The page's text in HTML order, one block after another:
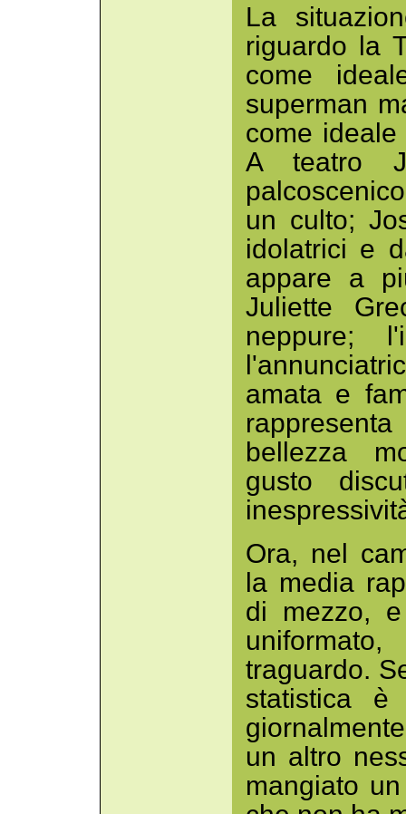
La
riguardo la
come
superman
come
A teatro
un culto;
idolatrici e
appare a
Juliette
neppure;
amata e
bellezza
gusto
Ora, nel
la media
di mezzo,
traguardo.
statistica
un altro
mangiato